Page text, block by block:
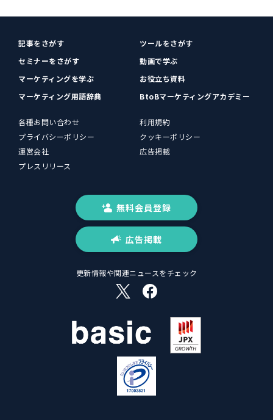
記事をさがす
ツールをさがす
セミナーをさがす
動画で学ぶ
マーケティングを学ぶ
お役立ち資料
マーケティング用語辞典
BtoBマーケティングアカデミー
各種お問い合わせ
利用規約
プライバシーポリシー
クッキーポリシー
運営会社
広告掲載
プレスリリース
無料会員登録
広告掲載
更新情報や関連ニュースをチェック